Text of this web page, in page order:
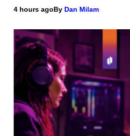
4 hours agoBy Dan Milam